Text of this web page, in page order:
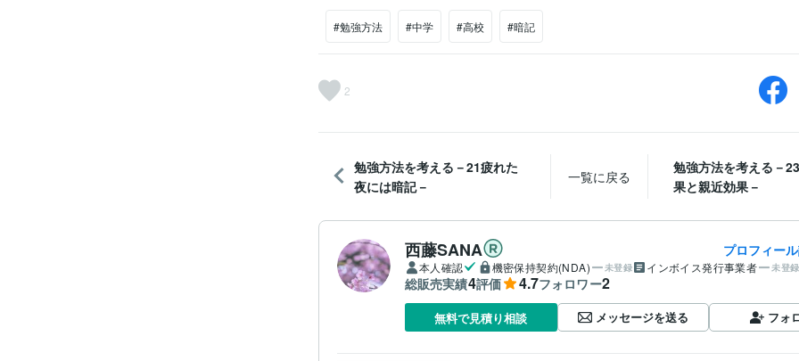
#勉強方法 #中学 #高校 #暗記
2
勉強方法を考える－21疲れた
夜には暗記－
一覧に戻る
勉強方法を考える－
果と親近効果－
西藤SANA プロフィー
本人確認 機密保持契約(NDA) 未登録 インボイス発行事業者 未登録
総販売実績4評価 4.7フォロワー2
無料で見積り相談 メッセージを送る フォ